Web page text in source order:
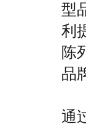
型
利
陈
品
通